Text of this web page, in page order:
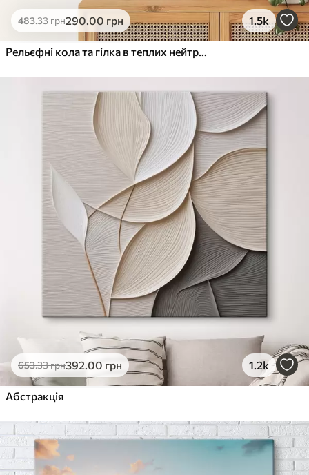
483.33грн290.00 грн 1.5k
Рельєфні кола та гілка в теплих нейтральних тонах
653.33грн392.00 грн 1.2k
Абстракція